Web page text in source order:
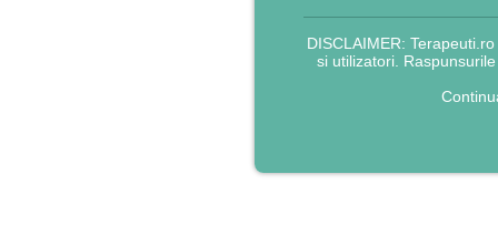
DISCLAIMER:
si utilizatori.